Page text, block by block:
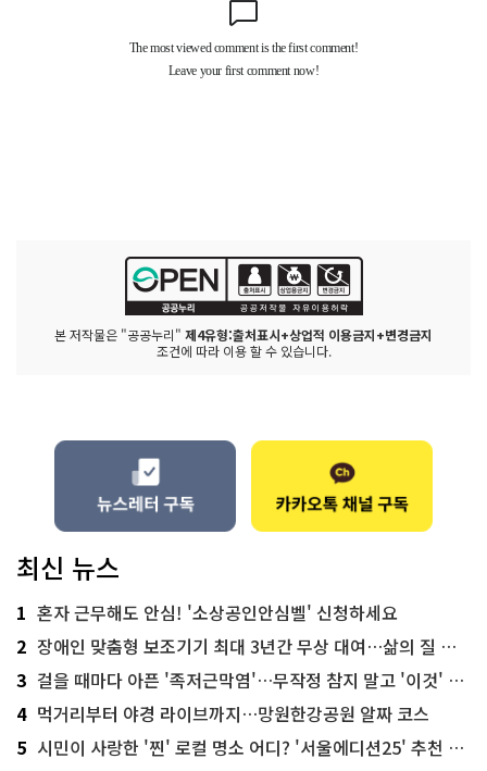
본 저작물은 "공공누리" 제4유형:출처표시+상업적 이용금지+변경금지
조건에 따라 이용 할 수 있습니다.
최신 뉴스
1 혼자 근무해도 안심! '소상공인안심벨' 신청하세요
2 장애인 맞춤형 보조기기 최대 3년간 무상 대여…삶의 질 높인다
3 걸을 때마다 아픈 '족저근막염'…무작정 참지 말고 '이것' 해보세요!
4 먹거리부터 야경 라이브까지…망원한강공원 알짜 코스
5 시민이 사랑한 '찐' 로컬 명소 어디? '서울에디션25' 추천 코스